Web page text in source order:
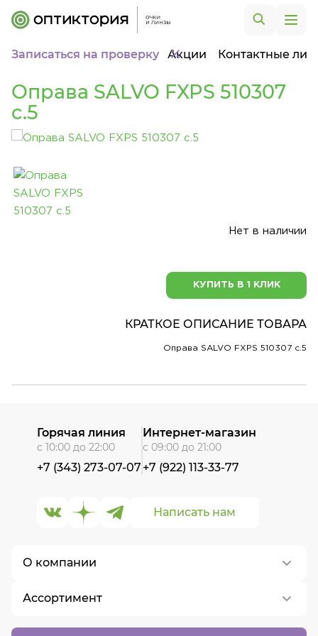
Записаться на проверку Акции Контактные
Оправа SALVO FXPS 510307
c.5
Нет в наличии
КУПИТЬ В 1 КЛИК
КРАТКОЕ ОПИСАНИЕ ТОВАРА
Оправа SALVO FXPS 510307 c.5
О компании
О нас
Контакты
Ассортимент
Написать нам
Горячая линия
с 10:00 до 22:00
+7 (343) 273-07-07
Интернет-магазин
с 09:00 до 21:00
+7 (922) 113-33-77